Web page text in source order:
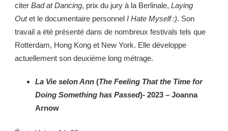
citer Bad at Dancing, prix du jury à la Berlinale, Laying
Outet le documentaire personnel I Hate Myself :). Son
travail a été présenté dans de nombreux festivals tels que
Rotterdam, Hong Kong et New York. Elle développe
actuellement son deuxième long métrage.
La Vie selon Ann (The Feeling That the Time for
Doing Something has Passed)- 2023 – Joanna
Arnow